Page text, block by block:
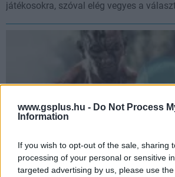
www.gsplus.hu - Do Not Process
Information
If you wish to opt-out of the sale, sharing
processing of your personal or sensitive
targeted advertising by us, please use
játékosokra, szóval elég vegyes a